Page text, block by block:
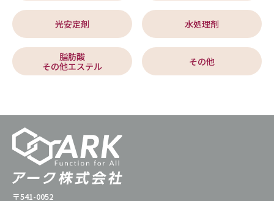
光安定剤 水処理剤
脂肪酸
その他エステル
その他
〒541-0052